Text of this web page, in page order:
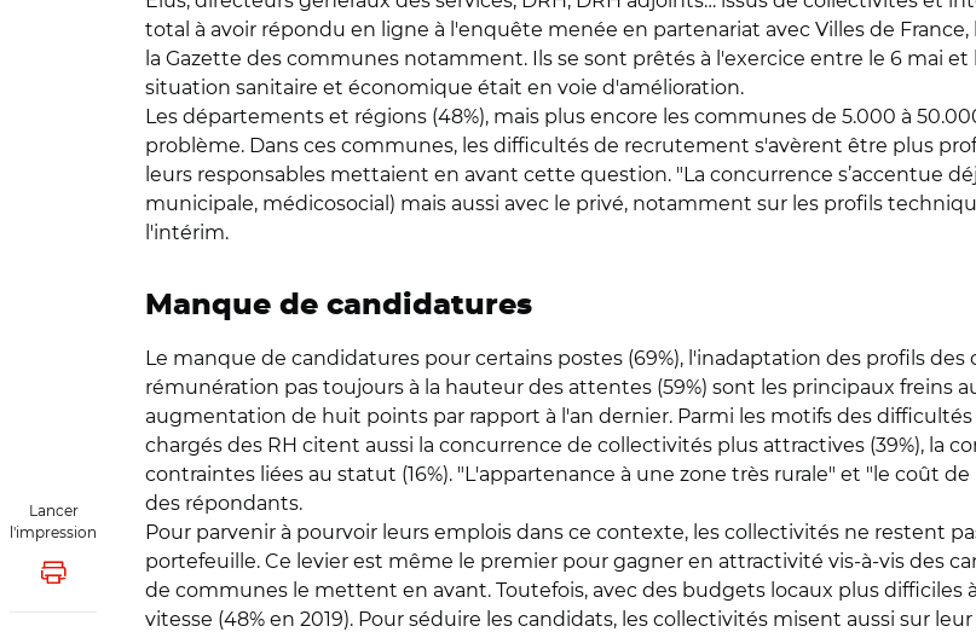
Lancer
l'impression
Lancer l'impression
total à avoir répondu en ligne à l'enquête menée en partenariat avec Villes de
la Gazette des communes notamment. Ils se sont prêtés à l'exercice entre le 6 mai
situation sanitaire et économique était en voie d'amélioration.
Les départements et régions (48%), mais plus encore les communes de 5.000 à
problème. Dans ces communes, les difficultés de recrutement s'avèrent être plus
leurs responsables mettaient en avant cette question. "La concurrence s’accentue
municipale, médicosocial) mais aussi avec le privé, notamment sur les profils
l'intérim.
Manque de candidatures
Le manque de candidatures pour certains postes (69%), l'inadaptation des profils des
rémunération pas toujours à la hauteur des attentes (59%) sont les principaux freins
augmentation de huit points par rapport à l'an dernier. Parmi les motifs des
chargés des RH citent aussi la concurrence de collectivités plus attractives (39%), la
contraintes liées au statut (16%). "L'appartenance à une zone très rurale" et "le coût
des répondants.
Pour parvenir à pourvoir leurs emplois dans ce contexte, les collectivités ne restent
portefeuille. Ce levier est même le premier pour gagner en attractivité vis-à-vis des
de communes le mettent en avant. Toutefois, avec des budgets locaux plus difficiles
vitesse (48% en 2019). Pour séduire les candidats, les collectivités misent aussi sur